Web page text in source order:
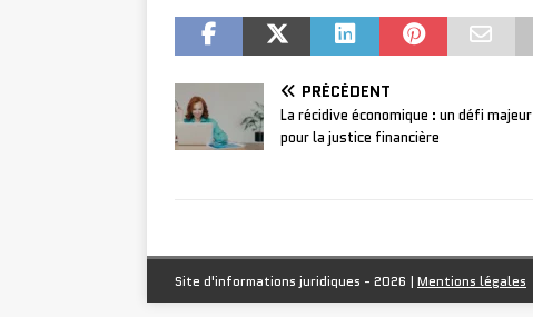
PRÉCÉDENT
La récidive économique : un défi majeur
pour la justice financière
Site d'informations juridiques - 2026 | Mentions légales